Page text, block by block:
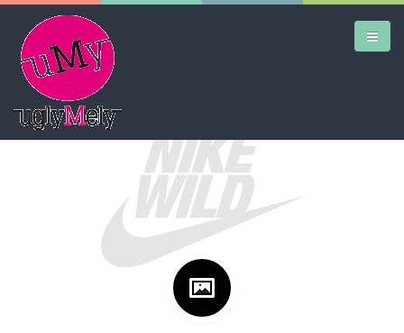
AIRTRAINERPEDIA
Google+